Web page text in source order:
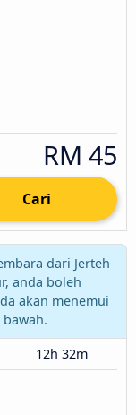
RM 45
Cari
dari Jerteh
anda boleh
akan menemui
12h 32m